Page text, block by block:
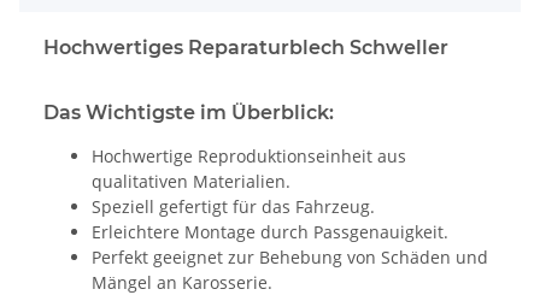
Hochwertiges Reparaturblech Schweller
Das Wichtigste im Überblick:
Hochwertige Reproduktionseinheit aus
qualitativen Materialien.
Speziell gefertigt für das Fahrzeug.
Erleichtere Montage durch Passgenauigkeit.
Perfekt geeignet zur Behebung von Schäden und
Mängel an Karosserie.